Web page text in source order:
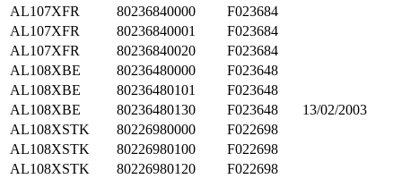
AL107XFR
80236840000
F023684
AL107XFR
80236840001
F023684
AL107XFR
80236840020
F023684
AL108XBE
80236480000
F023648
AL108XBE
80236480101
F023648
AL108XBE
80236480130 F023648
13/02/2003
AL108XSTK
80226980000
F022698
AL108XSTK
80226980100
F022698
AL108XSTK
80226980120
F022698